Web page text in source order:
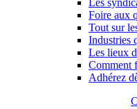
Les
Foire aux
Tout sur
Industries
Les lieux
Comment
Adhérez